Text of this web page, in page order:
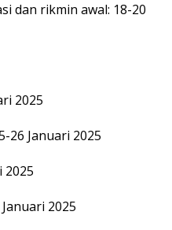
dan rikmin awal: 18-20
2025
26 Januari 2025
2025
2025